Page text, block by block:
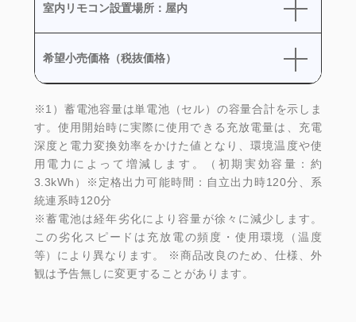
室内リモコン設置場所：屋内
希望小売価格（税抜価格）
※1）蓄電池容量は単電池（セル）の容量合計を示しま
す。使用開始時に実際に使用できる充放電量は、充電
深度と電力変換効率をかけた値となり、環境温度や使
用電力によって増減します。（初期実効容量：約
3.3kWh）※定格出力可能時間：自立出力時120分、系
統連系時120分
※蓄電池は経年劣化により容量が徐々に減少します。
この劣化スピードは充放電の頻度・使用環境（温度
等）により異なります。 ※商品改良のため、仕様、外
観は予告無しに変更することがあります。